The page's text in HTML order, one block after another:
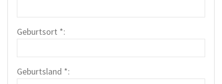
Geburtsort *:
Geburtsland *: